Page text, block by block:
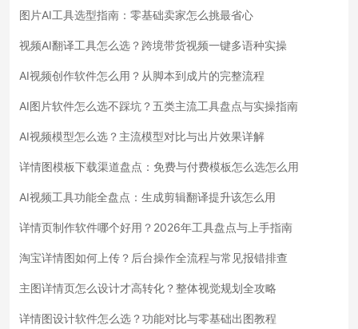
图片AI工具选型指南：零基础卖家怎么挑最省心
视频AI翻译工具怎么选？跨境带货视频一键多语种实操
AI视频创作软件怎么用？从脚本到成片的完整流程
AI图片软件怎么选不踩坑？五类主流工具盘点与实操指南
AI视频模型怎么选？主流模型对比与出片效果详解
详情图模板下载渠道盘点：免费与付费模板怎么选怎么用
AI视频工具功能全盘点：生成剪辑翻译提升该怎么用
详情页制作软件哪个好用？2026年工具盘点与上手指南
淘宝详情图如何上传？后台操作全流程与常见报错排查
主图详情页怎么设计才高转化？整体视觉规划全攻略
详情图设计软件怎么选？功能对比与零基础出图教程